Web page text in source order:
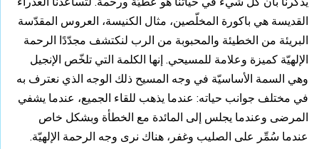
القديسة هي باكورة المخلّصين، مثال الكنيسة، العروس المقدّسة
البريئة من الخطيئة والمحبوبة من الرب لنكتشف مجدّدًا الرحمة
الإلهيّة كميزة وعلامة للمسيحي. إنها الكلمة التي تلخّص الإنجيل
وهي السمة الأساسيّة في وجه المسيح ذلك الوجه الذي نعترف به
في مختلف جوانب حياته: عندما يذهب للقاء الجميع، عندما يشفي
المرضى وعندما يجلس إلى المائدة مع الخطأة وبشكل خاص
عندما سُمِّر على الصليب وغفر، هناك نرى وجه الرحمة الإلهيّة.